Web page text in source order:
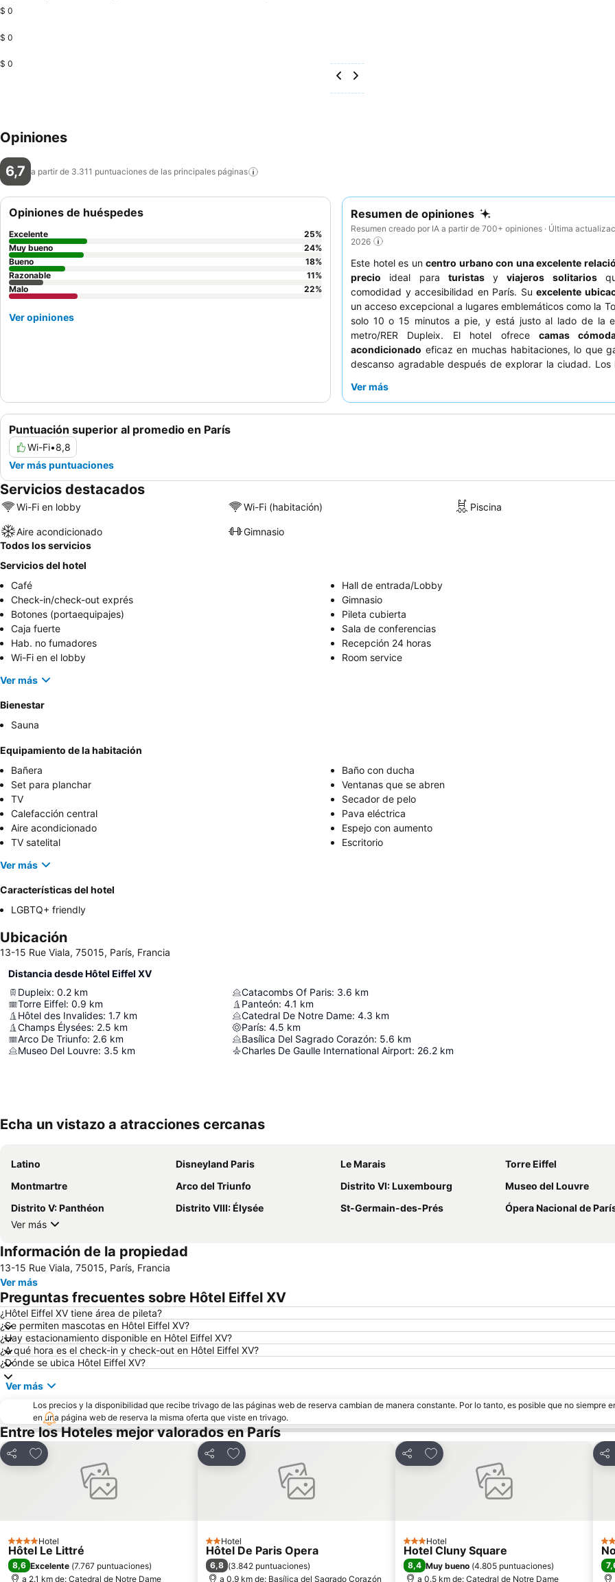
$ 0
$ 0
$ 0
Opiniones
6,7 a partir de 3.311 puntuaciones de las principales páginas
Resumen de opiniones
Resumen creado por IA a partir de 700+ opiniones · Última
2026
Este hotel es un centro urbano con una excelente
precio ideal para turistasyviajeros solitarios
comodidad y accesibilidad en París. Su excelente
un acceso excepcional a lugares emblemáticos como la
solo 10 o 15 minutos a pie, y está justo al lado de la
metro/RER Dupleix. El hotel ofrece camas
acondicionado eficaz en muchas habitaciones, lo que
descanso agradable después de explorar la ciudad. Los
servicial
Ver más
Puntuación superior al promedio en París
Wi-Fi•8,8
Ver más puntuaciones
Opiniones de huéspedes
Excelente 25%
Muy bueno
24%
Bueno
18%
Razonable
11%
Malo
22%
Ver opiniones
Servicios destacados
Wi-Fi en lobby Wi-Fi (habitación) Piscina
Aire acondicionado
Gimnasio
Todos los servicios
Servicios del hotel
Café
Hall de entrada/Lobby
Check-in/check-out exprés
Gimnasio
Botones (portaequipajes)
Pileta cubierta
Caja fuerte
Sala de conferencias
Hab. no fumadores
Recepción 24 horas
Wi-Fi en el lobby
Room service
Ver más
Bienestar
Sauna
Equipamiento de la habitación
Bañera
Baño con ducha
Set para planchar
Ventanas que se abren
TV
Secador de pelo
Calefacción central
Pava eléctrica
Aire acondicionado
Espejo con aumento
TV satelital
Escritorio
Ver más
Características del hotel
LGBTQ+ friendly
Ubicación
13-15 Rue Viala, 75015, París, Francia
Distancia desde Hôtel Eiffel XV
Dupleix: 0.2 km
Torre Eiffel: 0.9 km
Hôtel des Invalides: 1.7 km
Champs Élysées: 2.5 km
Arco De Triunfo: 2.6 km
Museo Del Louvre: 3.5 km
Catacombs Of Paris: 3.6 km
Panteón: 4.1 km
Catedral De Notre Dame: 4.3 km
París: 4.5 km
Basílica Del Sagrado Corazón: 5.6 km
Charles De Gaulle International Airport: 26.2 km
Echa un vistazo a atracciones cercanas
Latino Disneyland Paris Le Marais
Torre Eiffel
Montmartre
Arco del Triunfo Distrito VI: Luxembourg
Museo del Louvre
Distrito V: Panthéon
Distrito VIII: Élysée St-Germain-des-Prés
Ópera Nacional de París
Ver más
Información de la propiedad
13-15 Rue Viala, 75015, París, Francia
Ver más
Preguntas frecuentes sobre Hôtel Eiffel XV
¿Hôtel Eiffel XV tiene área de pileta?
¿Se permiten mascotas en Hôtel Eiffel XV?
¿Hay estacionamiento disponible en Hôtel Eiffel XV?
¿A qué hora es el check-in y check-out en Hôtel Eiffel XV?
¿Dónde se ubica Hôtel Eiffel XV?
Ver más
Los precios y la disponibilidad que recibe trivago de las páginas web de reserva cambian de manera constante. Por lo tanto, es posible que no siempre
en una página web de reserva la misma oferta que viste en trivago.
Entre los Hoteles mejor valorados en París
Compartir
Añadir a favoritos
4 Estrellas
Hotel
Hôtel Le Littré
8,6 Excelente (7.767 puntuaciones)
a 2.1 km de: Catedral de Notre Dame
Compartir
Añadir a favoritos
2 Estrellas
Hotel
Hôtel De Paris Opera
6,8 (3.842 puntuaciones)
a 0.9 km de: Basílica del Sagrado Corazón
Compartir
Añadir a favoritos
3 Estrellas
Hotel
Hotel Cluny Square
8,4 Muy bueno (4.805 puntuaciones)
a 0.5 km de: Catedral de Notre Dame
4